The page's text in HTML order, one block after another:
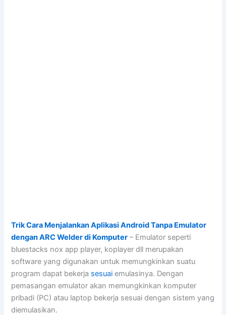
Trik Cara Menjalankan Aplikasi Android Tanpa Emulator
dengan ARC Welder di Komputer – Emulator seperti
bluestacks nox app player, koplayer dll merupakan
software yang digunakan untuk memungkinkan suatu
program dapat bekerja sesuai emulasinya. Dengan
pemasangan emulator akan memungkinkan komputer
pribadi (PC) atau laptop bekerja sesuai dengan sistem yang
diemulasikan.